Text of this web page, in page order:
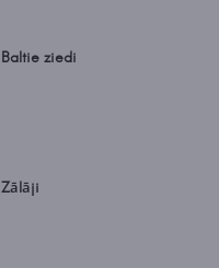
Baltie ziedi
Zālāji